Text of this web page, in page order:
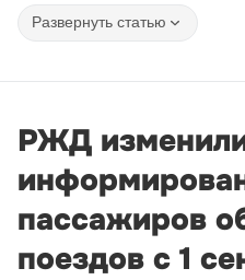
Развернуть статью
РЖД
пассажиров
поездов с 1